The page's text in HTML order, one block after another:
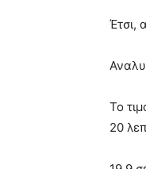
Έτσι,
Το
20